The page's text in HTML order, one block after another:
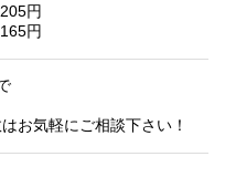
円
円
お気軽にご相談下さい！